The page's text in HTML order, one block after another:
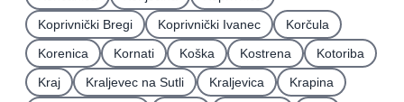
Koprivnički Bregi
Koprivnički Ivanec
Korčula
Korenica
Kornati Koška Kostrena
Kotoriba
Kraj
Kraljevec na Sutli Kraljevica
Krapina